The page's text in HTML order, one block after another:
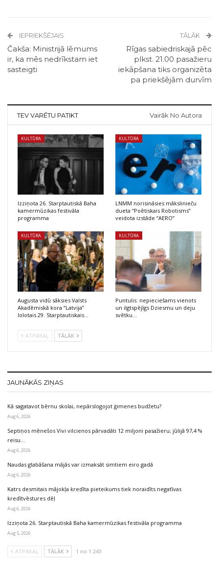
IEPRIEKŠĒJAIS
Čakša: Ministrijā lēmums
ir, ka mēs nedrīkstam iet
sasteigti
TĀLĀK
Rīgas sabiedriskajā pēc
plkst. 21.00 pasažieru
iekāpšana tiks organizēta
pa priekšējām durvīm
TEV VARĒTU PATIKT Vairāk No Autora
KULTŪRA
Izziņota 26. Starptautiskā Baha
kamermūzikas festivāla
programma
KULTŪRA
LNMM norisināsies mākslinieču
dueta “Poētiskais Robotisms”
veidota izstāde “AERO”
KULTŪRA
Augusta vidū sāksies Valsts
Akadēmiskā kora “Latvija”
lolotais 29. Starptautiskais…
KULTŪRA
Puntulis: nepieciešams vienots
un ilgtspējīgs Dziesmu un deju
svētku…
ATPAKAĻ TĀLĀK
JAUNĀKĀS ZIŅAS
Kā sagatavot bērnu skolai, nepārslogojot ģimenes budžetu?
Aug 6, 2026
Septiņos mēnešos Vivi vilcienos pārvadāti 12 miljoni pasažieru; jūlijā 97,4 %
reisu…
Aug 6, 2026
Naudas glabāšana mājās var izmaksāt simtiem eiro gadā
Aug 6, 2026
Katrs desmitais mājokļa kredīta pieteikums tiek noraidīts negatīvas
kredītvēstures dēļ
Aug 6, 2026
Izziņota 26. Starptautiskā Baha kamermūzikas festivāla programma
Aug 5, 2026
ATPAKAĻ TĀLĀK 1 no 1 243